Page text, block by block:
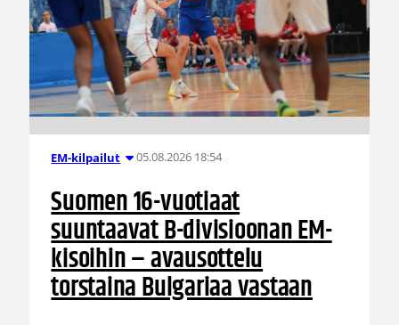
EM-kilpailut 05.08.2026 18:54
Suomen 16-vuotiaat
suuntaavat B-divisioonan EM-
kisoihin – avausottelu
torstaina Bulgariaa vastaan